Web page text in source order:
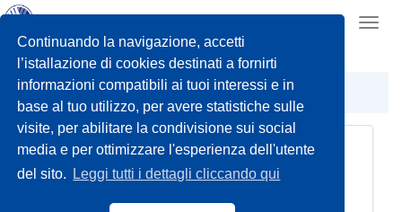
Continuando la navigazione, accetti
l’istallazione di cookies destinati a fornirti
informazioni compatibili ai tuoi interessi e in
base al tuo utilizzo, per avere statistiche sulle
visite, per abilitare la condivisione sui social
media e per ottimizzare l'esperienza dell'utente
del sito.
Leggi tutti i dettagli cliccando qui
CARROZZINE MANUALI STANDARD